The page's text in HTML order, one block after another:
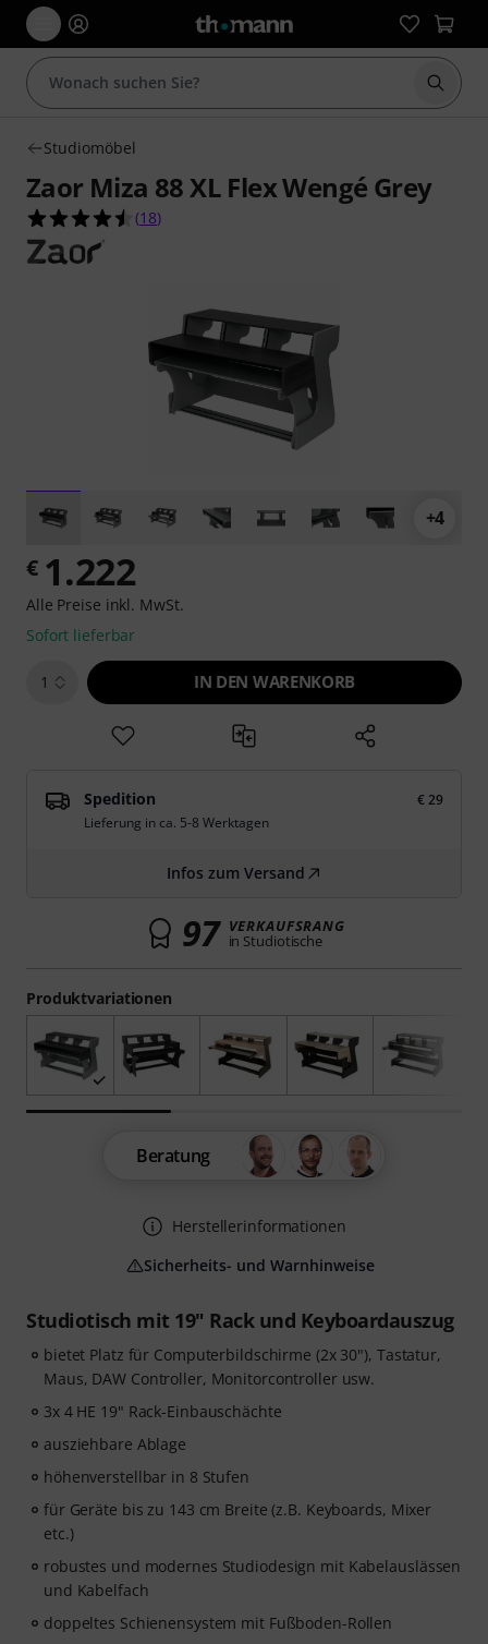
Suche
Studiomöbel
Zaor Miza 88 XL Flex Wengé Grey
4.5 von 5 Sternen aus 18 Kundenbewertungen
(18)
+4
Studiotisch mit 19" Rack und Keyboardauszug
bietet Platz für Computerbildschirme (2x 30"), Tastatur,
Maus, DAW Controller, Monitorcontroller usw.
3x 4 HE 19" Rack-Einbauschächte
ausziehbare Ablage
höhenverstellbar in 8 Stufen
für Geräte bis zu 143 cm Breite (z.B. Keyboards, Mixer
etc.)
robustes und modernes Studiodesign mit Kabelauslässen
und Kabelfach
doppeltes Schienensystem mit Fußboden-Rollen
Produktvariationen
€ 1.222
Alle Preise inkl. MwSt.
Sofort lieferbar
1 IN DEN WARENKORB
Spedition
€ 29
Lieferung in ca. 5-8 Werktagen
Infos zum Versand
97 VERKAUFSRANG
in Studiotische
Beratung
Herstellerinformationen
Sicherheits- und Warnhinweise